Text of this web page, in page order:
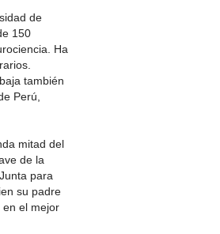
de
150
Ha
también
Perú,
mitad del
de la
para
su padre
en el mejor